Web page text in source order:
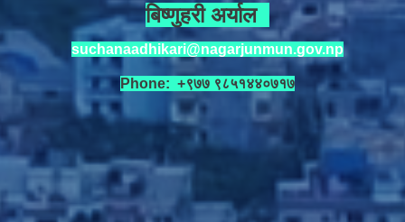
बिष्णुहरी अर्याल
suchanaadhikari@nagarjunmun.gov.np
Phone: +९७७ ९८५१४४०७१७